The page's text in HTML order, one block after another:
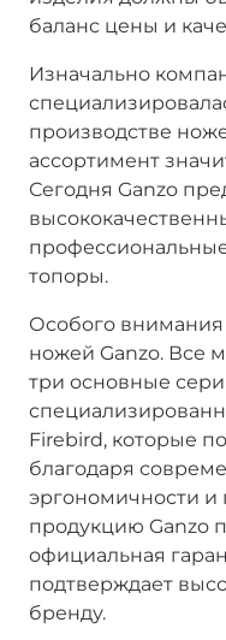
баланс цены и
Изначально
производстве
ассортимент
Сегодня Ganzo
топоры.
Особого внимания
ножей Ganzo. Все
три основные
Firebird, которые
благодаря
эргономичности и
продукцию Ganzo
официальная
подтверждает
бренду.